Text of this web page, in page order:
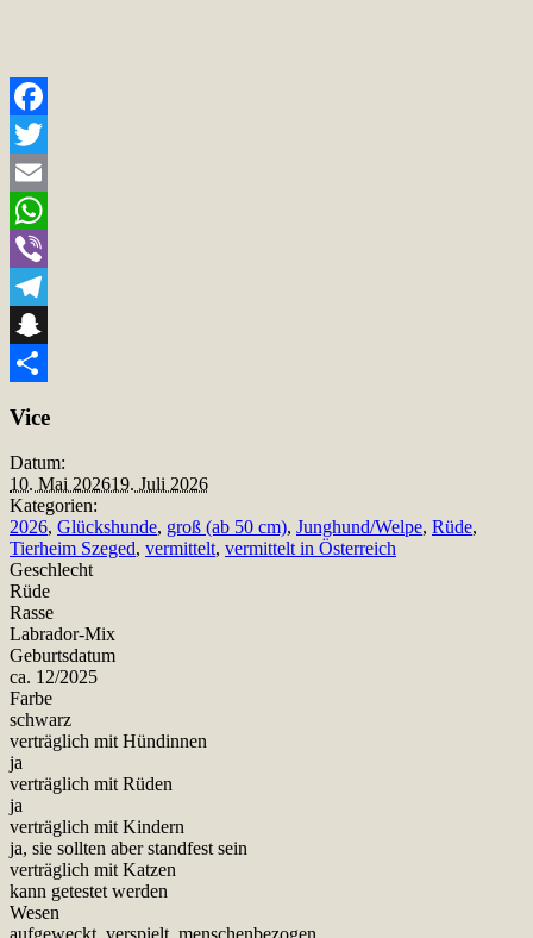
Facebook
Twitter
Email
WhatsApp
Viber
Telegram
Snapchat
Vice
Datum:
10. Mai 202619. Juli 2026
Kategorien:
2026, Glückshunde, groß (ab 50 cm), Junghund/Welpe, Rüde,
Tierheim Szeged, vermittelt, vermittelt in Österreich
Geschlecht
Rüde
Rasse
Labrador-Mix
Geburtsdatum
ca. 12/2025
Farbe
schwarz
verträglich mit Hündinnen
ja
verträglich mit Rüden
ja
verträglich mit Kindern
ja, sie sollten aber standfest sein
verträglich mit Katzen
kann getestet werden
Wesen